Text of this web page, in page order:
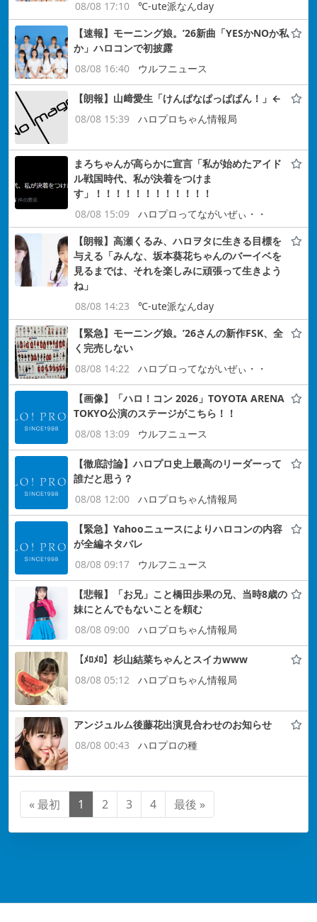
08/08 17:10
℃-ute派なんday
【速報】モーニング娘。’26新曲「YESかNOか私
か」ハロコンで初披露
08/08 16:40
ウルフニュース
【朗報】山﨑愛生「けんぱなぱっぱぱん！」←
08/08 15:39
ハロプロちゃん情報局
まろちゃんが高らかに宣言「私が始めたアイド
ル戦国時代、私が決着をつけま
す」！！！！！！！！！！！！
08/08 15:09
ハロプロってながいぜぃ・・
【朗報】高瀬くるみ、ハロヲタに生きる目標を
与える「みんな、坂本葵花ちゃんのバーイベを
見るまでは、それを楽しみに頑張って生きよう
ね」
08/08 14:23
℃-ute派なんday
【緊急】モーニング娘。’26さんの新作FSK、全
く完売しない
08/08 14:22
ハロプロってながいぜぃ・・
【画像】「ハロ！コン 2026」TOYOTA ARENA
TOKYO公演のステージがこちら！！
08/08 13:09
ウルフニュース
【徹底討論】ハロプロ史上最高のリーダーって
誰だと思う？
08/08 12:00
ハロプロちゃん情報局
【緊急】Yahooニュースによりハロコンの内容
が全編ネタバレ
08/08 09:17
ウルフニュース
【悲報】「お兄」こと橋田歩果の兄、当時8歳の
妹にとんでもないことを頼む
08/08 09:00
ハロプロちゃん情報局
【ﾒﾛﾒﾛ】杉山結菜ちゃんとスイカwww
08/08 05:12
ハロプロちゃん情報局
アンジュルム後藤花出演見合わせのお知らせ
08/08 00:43
ハロプロの種
« 最初 1 2 3 4 最後 »